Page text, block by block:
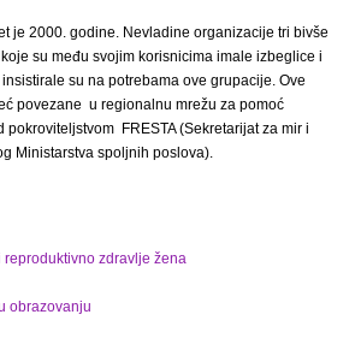
je 2000. godine. Nevladine organizacije tri bivše
su među svojim korisnicima imale izbeglice i
su na potrebama ove grupacije. Ove
povezane u regionalnu mrežu za pomoć
pokroviteljstvom FRESTA (Sekretarijat za mir i
Ministarstva spoljnih poslova).
reproduktivno zdravlje žena
obrazovanju